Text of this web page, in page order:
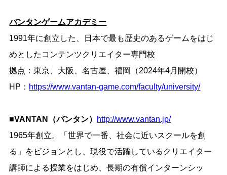
バンタンゲームアカデミー
1991年に創立した、日本で最も歴史のあるゲームをはじ
めとしたコンテンツクリエイター専門校
拠点：東京、大阪、名古屋、福岡（2024年4月開校）
HP： https://www.vantan-game.com/faculty/university/
■VANTAN（バンタン） http://www.vantan.jp/
1965年創立。「世界で一番、社会に近いスクールを創
る」をビジョンとし、現役で活躍しているクリエイター
講師による授業をはじめ、長期の有償インターンシッ